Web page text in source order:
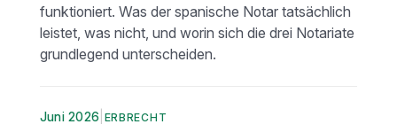
funktioniert. Was der spanische Notar tatsächlich
leistet, was nicht, und worin sich die drei Notariate
grundlegend unterscheiden.
Juni 2026 ERBRECHT